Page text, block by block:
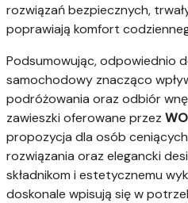
rozwiązań bezpiecznych,
poprawiają komfort
Podsumowując, odpowiednio
samochodowy znacząco
podróżowania oraz odbiór
zawieszki oferowane przez
propozycja dla osób
rozwiązania oraz elegancki
składnikom i estetycznemu
doskonale wpisują się w